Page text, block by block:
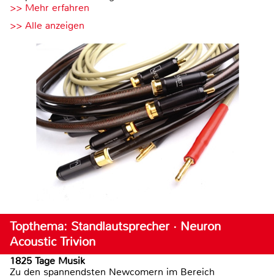
>> Mehr erfahren
>> Alle anzeigen
Topthema: Standlautsprecher · Neuron
Acoustic Trivion
1825 Tage Musik
Zu den spannendsten Newcomern im Bereich